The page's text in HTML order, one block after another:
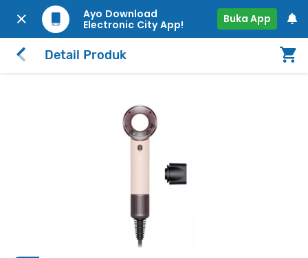
Ayo Download
Electronic City App!
Buka App
Detail Produk